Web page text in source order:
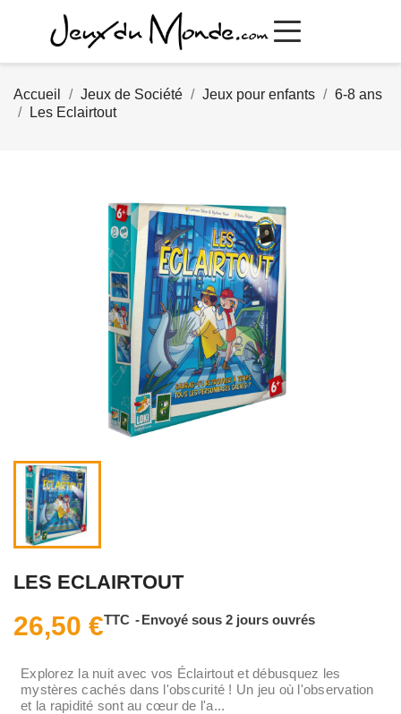
Accueil Jeux de Société Jeux pour enfants
6-8 ans
Les Eclairtout
LES ECLAIRTOUT
26,50 €TTC Envoyé sous 2 jours ouvrés
Explorez la nuit avec vos Éclairtout et débusquez les
mystères cachés dans l'obscurité ! Un jeu où l'observation
et la rapidité sont au cœur de l'a...